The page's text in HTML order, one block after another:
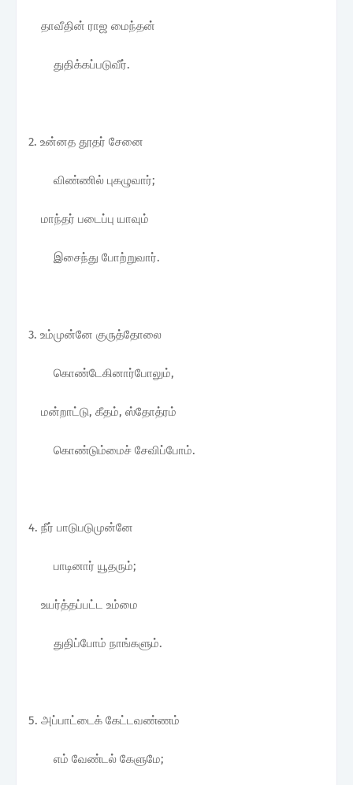
தாவீதின் ராஜ மைந்தன்
துதிக்கப்படுவீர்.
2. உன்னத தூதர் சேனை
விண்ணில் புகழுவார்;
மாந்தர் படைப்பு யாவும்
இசைந்து போற்றுவார்.
3. உம்முன்னே குருத்தோலை
கொண்டேகினார்போலும்,
மன்றாட்டு, கீதம், ஸ்தோத்ரம்
கொண்டும்மைச் சேவிப்போம்.
4. நீர் பாடுபடுமுன்னே
பாடினார் யூதரும்;
உயர்த்தப்பட்ட உம்மை
துதிப்போம் நாங்களும்.
5. அப்பாட்டைக் கேட்டவண்ணம்
எம் வேண்டல் கேளுமே;